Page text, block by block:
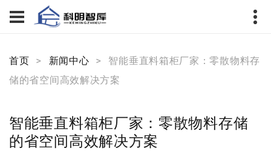
首页 > 新闻中心 > 智能垂直料箱柜厂家：零散物料存
储的省空间高效解决方案
智能垂直料箱柜厂家：零散物料存储
的省空间高效解决方案